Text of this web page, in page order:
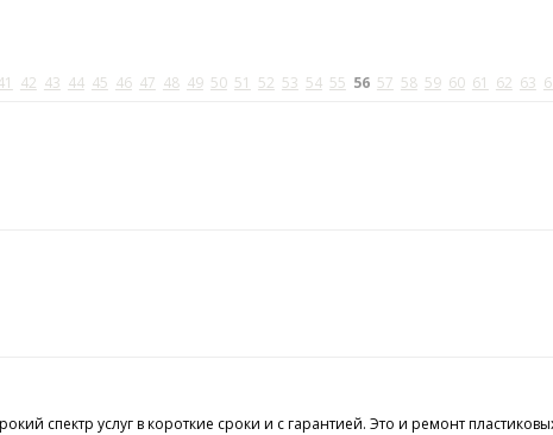
42 43 44 45 46 47 48 49 50 51 52 53 54 55 56 57 58 59 60 61 62 63
услуг в короткие сроки и с гарантией. Это и ремонт